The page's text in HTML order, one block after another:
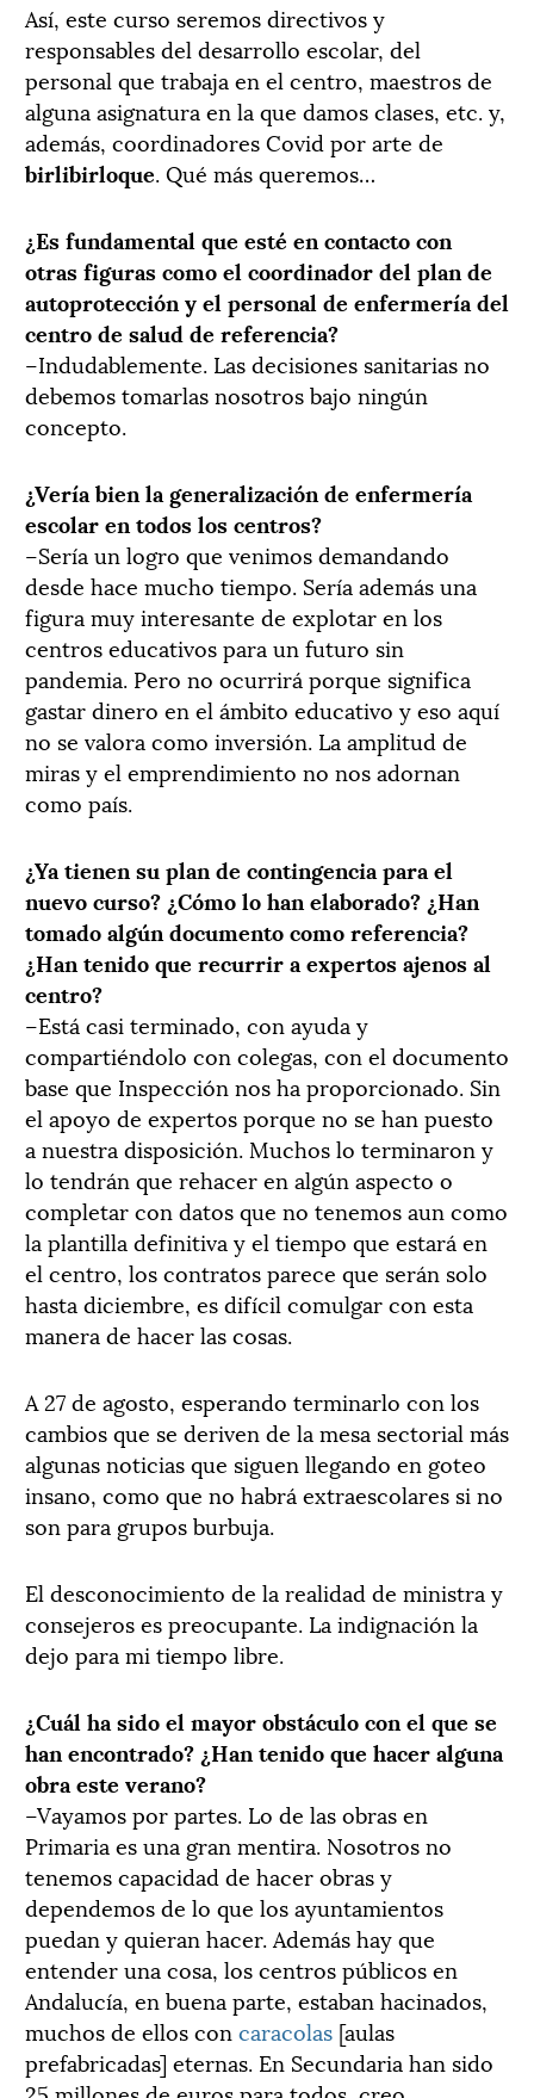
Así, este curso seremos directivos y
responsables del desarrollo escolar, del
personal que trabaja en el centro, maestros de
alguna asignatura en la que damos clases, etc. y,
además, coordinadores Covid por arte de
birlibirloque. Qué más queremos…
¿Es fundamental que esté en contacto con
otras figuras como el coordinador del plan de
autoprotección y el personal de enfermería del
centro de salud de referencia?
–Indudablemente. Las decisiones sanitarias no
debemos tomarlas nosotros bajo ningún
concepto.
¿Vería bien la generalización de enfermería
escolar en todos los centros?
–Sería un logro que venimos demandando
desde hace mucho tiempo. Sería además una
figura muy interesante de explotar en los
centros educativos para un futuro sin
pandemia. Pero no ocurrirá porque significa
gastar dinero en el ámbito educativo y eso aquí
no se valora como inversión. La amplitud de
miras y el emprendimiento no nos adornan
como país.
¿Ya tienen su plan de contingencia para el
nuevo curso? ¿Cómo lo han elaborado? ¿Han
tomado algún documento como referencia?
¿Han tenido que recurrir a expertos ajenos al
centro?
–Está casi terminado, con ayuda y
compartiéndolo con colegas, con el documento
base que Inspección nos ha proporcionado. Sin
el apoyo de expertos porque no se han puesto
a nuestra disposición. Muchos lo terminaron y
lo tendrán que rehacer en algún aspecto o
completar con datos que no tenemos aun como
la plantilla definitiva y el tiempo que estará en
el centro, los contratos parece que serán solo
hasta diciembre, es difícil comulgar con esta
manera de hacer las cosas.
A 27 de agosto, esperando terminarlo con los
cambios que se deriven de la mesa sectorial más
algunas noticias que siguen llegando en goteo
insano, como que no habrá extraescolares si no
son para grupos burbuja.
El desconocimiento de la realidad de ministra y
consejeros es preocupante. La indignación la
dejo para mi tiempo libre.
¿Cuál ha sido el mayor obstáculo con el que se
han encontrado? ¿Han tenido que hacer alguna
obra este verano?
–Vayamos por partes. Lo de las obras en
Primaria es una gran mentira. Nosotros no
tenemos capacidad de hacer obras y
dependemos de lo que los ayuntamientos
puedan y quieran hacer. Además hay que
entender una cosa, los centros públicos en
Andalucía, en buena parte, estaban hacinados,
muchos de ellos con caracolas [aulas
prefabricadas] eternas. En Secundaria han sido